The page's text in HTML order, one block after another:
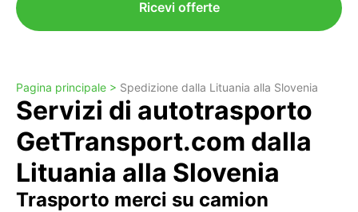
Ricevi offerte
Pagina principale > Spedizione dalla Lituania alla Slovenia
Servizi di autotrasporto
GetTransport.com dalla
Lituania alla Slovenia
Trasporto merci su camion